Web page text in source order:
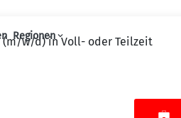
Regionen
w/d) in Voll- oder Teilzeit